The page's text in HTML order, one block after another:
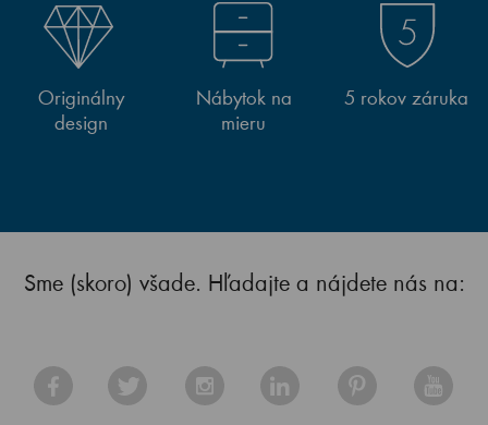
Originálny
design
Nábytok na
mieru
5 rokov záruka
Sme (skoro) všade. Hľadajte a nájdete nás na: